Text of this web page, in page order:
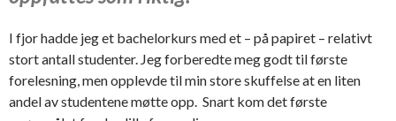
I fjor hadde jeg et bachelorkurs med et – på papiret – relativt
stort antall studenter. Jeg forberedte meg godt til første
forelesning, men opplevde til min store skuffelse at en liten
andel av studentene møtte opp. Snart kom det første